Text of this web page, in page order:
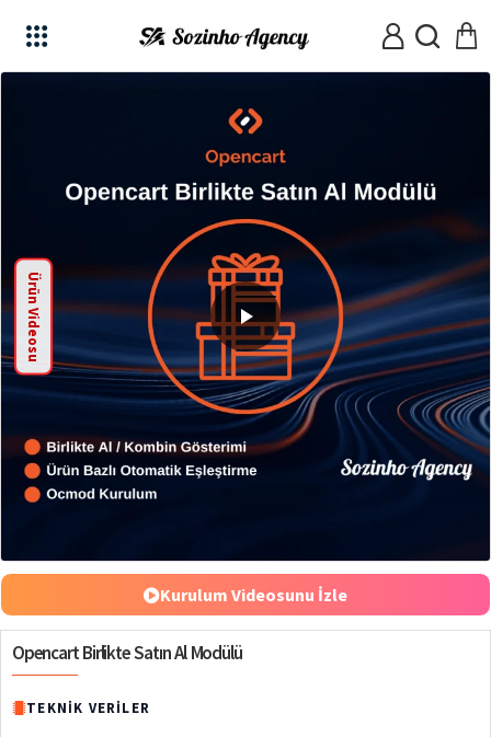
Ürün Videosu
%48
Kurulum Videosunu İzle
Opencart Birlikte Satın Al Modülü
TEKNIK VERILER